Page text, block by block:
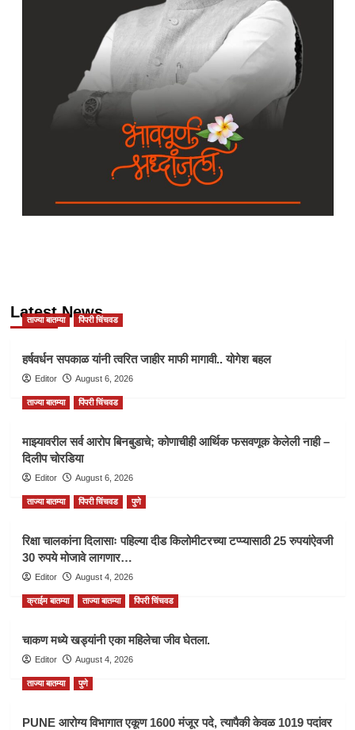
Latest News
ताज्या बातम्या पिंपरी चिंचवड
हर्षवर्धन सपकाळ यांनी त्वरित जाहीर माफी मागावी.. योगेश बहल
Editor August 6, 2026
ताज्या बातम्या पिंपरी चिंचवड
माझ्यावरील सर्व आरोप बिनबुडाचे; कोणाचीही आर्थिक फसवणूक केलेली नाही –
दिलीप चोरडिया
Editor August 6, 2026
ताज्या बातम्या पिंपरी चिंचवड पुणे
रिक्षा चालकांना दिलासाः पहिल्या दीड किलोमीटरच्या टप्प्यासाठी 25 रुपयांऐवजी
30 रुपये मोजावे लागणार…
Editor August 4, 2026
क्राईम बातम्या ताज्या बातम्या पिंपरी चिंचवड
चाकण मध्ये खड्यांनी एका महिलेचा जीव घेतला.
Editor August 4, 2026
ताज्या बातम्या पुणे
PUNE आरोग्य विभागात एकूण 1600 मंजूर पदे, त्यापैकी केवळ 1019 पदांवर